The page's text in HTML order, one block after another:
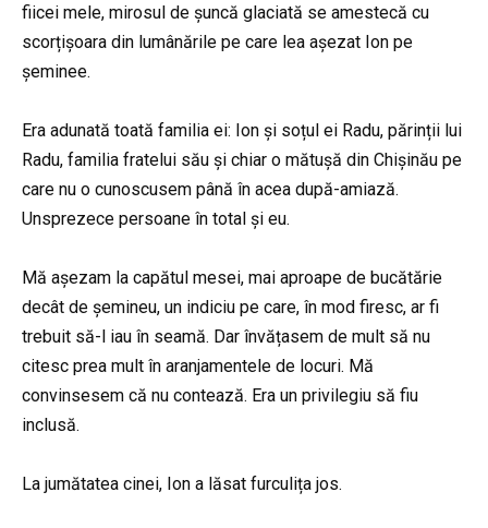
fiicei mele, mirosul de șuncă glaciată se amestecă cu
scorțișoara din lumânările pe care lea așezat Ion pe
șeminee.
Era adunată toată familia ei: Ion și soțul ei Radu, părinții lui
Radu, familia fratelui său și chiar o mătușă din Chișinău pe
care nu o cunoscusem până în acea după-amiază.
Unsprezece persoane în total și eu.
Mă așezam la capătul mesei, mai aproape de bucătărie
decât de șemineu, un indiciu pe care, în mod firesc, ar fi
trebuit să-l iau în seamă. Dar învățasem de mult să nu
citesc prea mult în aranjamentele de locuri. Mă
convinsesem că nu contează. Era un privilegiu să fiu
inclusă.
La jumătatea cinei, Ion a lăsat furculița jos.